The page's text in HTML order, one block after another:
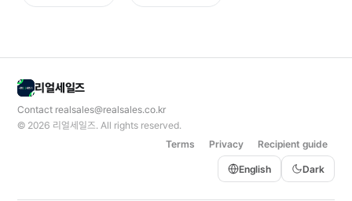
리얼세일즈
Contact realsales@realsales.co.kr
© 2026 리얼세일즈. All rights reserved.
Terms
Privacy Recipient guide
English Dark